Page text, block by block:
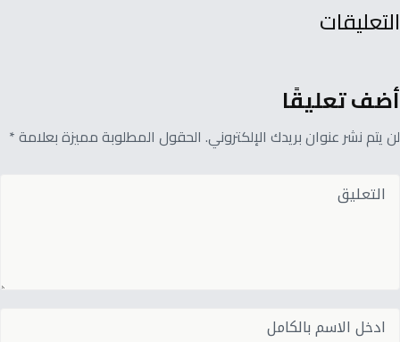
التعليقات
أضف تعليقًا
لن يتم نشر عنوان بريدك الإلكتروني. الحقول المطلوبة مميزة بعلامة *